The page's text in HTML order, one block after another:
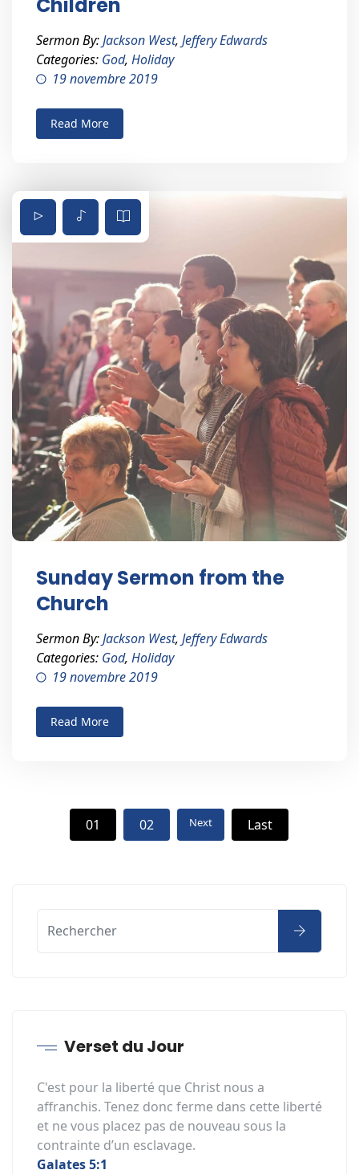
Children
Sermon By:Jackson West, Jeffery Edwards
Categories: God, Holiday
19 novembre 2019
Read More
Sunday Sermon from the
Church
Sermon By:Jackson West, Jeffery Edwards
Categories: God, Holiday
19 novembre 2019
Read More
01 02 Next Last
Verset du Jour
C'est pour la liberté que Christ nous a
affranchis. Tenez donc ferme dans cette liberté
et ne vous placez pas de nouveau sous la
contrainte d’un esclavage.
Galates 5:1